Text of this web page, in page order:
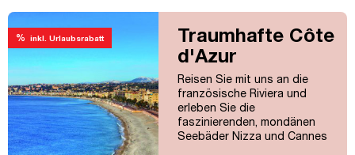
% inkl. Urlaubsrabatt
Traumhafte Côte
d'Azur
Reisen Sie mit uns an die
französische Riviera und
erleben Sie die
faszinierenden, mondänen
Seebäder Nizza und Cannes